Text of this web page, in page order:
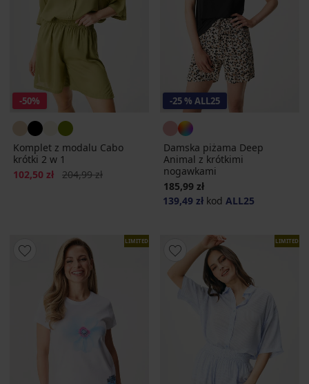
-50%
Komplet z modalu Cabo
krótki 2 w 1
Zniżka
102,50 zł Pierwotna cena
204,99 zł
-25 % ALL25
Damska piżama Deep
Animal z krótkimi
nogawkami
185,99 zł
139,49 zł kod ALL25
LIMITED LIMITED